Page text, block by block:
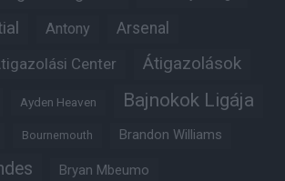
Antony Arsenal
Center Átigazolások
Ayden Heaven Bajnokok Ligája
Bournemouth Brandon Williams
Bryan Mbeumo